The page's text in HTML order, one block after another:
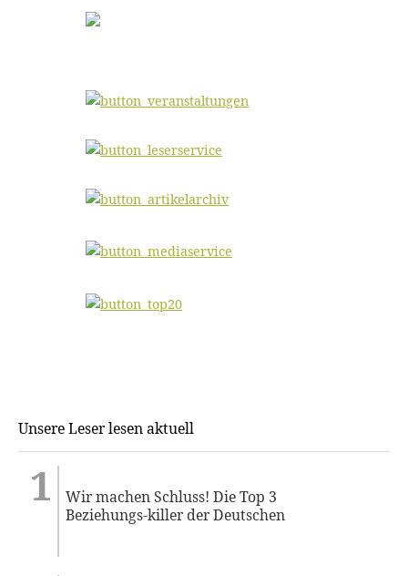
Unsere Leser lesen aktuell
Wir machen Schluss! Die Top 3
Beziehungs-killer der Deutschen